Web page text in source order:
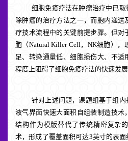
细胞免疫疗法在肿瘤治疗中已取
除肿瘤的治疗方法之一，而胞内递送
疗技术流程中的关键前提步骤。但对
胞 （Natural Killer Cell ， NK细胞）
，
足、转染通量低、细胞损伤大、不适
程度上阻碍了细胞免疫疗法的快速发展
针对上述问题，课题组基于组内
液气界面快速大面积自组装制造技术 ，
结构作为模版替代了传统精密复杂
术 ，形成了覆盖面积可达3英寸的表面